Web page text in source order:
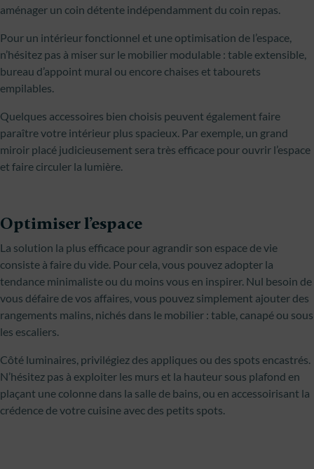
aménager un coin détente indépendamment du coin repas.
Pour un intérieur fonctionnel et une optimisation de l’espace,
n’hésitez pas à miser sur le mobilier modulable : table extensible,
bureau d’appoint mural ou encore chaises et tabourets
empilables.
Quelques accessoires bien choisis peuvent également faire
paraître votre intérieur plus spacieux. Par exemple, un grand
miroir placé judicieusement sera très efficace pour ouvrir l’espace
et faire circuler la lumière.
Optimiser l’espace
La solution la plus efficace pour agrandir son espace de vie
consiste à faire du vide. Pour cela, vous pouvez adopter la
tendance minimaliste ou du moins vous en inspirer. Nul besoin de
vous défaire de vos affaires, vous pouvez simplement ajouter des
rangements malins, nichés dans le mobilier : table, canapé ou sous
les escaliers.
Côté luminaires, privilégiez des appliques ou des spots encastrés.
N’hésitez pas à exploiter les murs et la hauteur sous plafond en
plaçant une colonne dans la salle de bains, ou en accessoirisant la
crédence de votre cuisine avec des petits spots.